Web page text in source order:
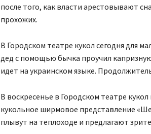
после того, как власти арестовывают
прохожих.
В Городском театре кукол сегодня для
дед с помощью бычка проучил
идет на украинском языке.
В воскресенье в Городском театре
кукольное ширмовое представление
плывут на теплоходе и предлагают